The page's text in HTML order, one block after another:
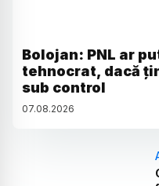
Bolojan: PNL ar
tehnocrat, dacă
sub control
07.08.2026